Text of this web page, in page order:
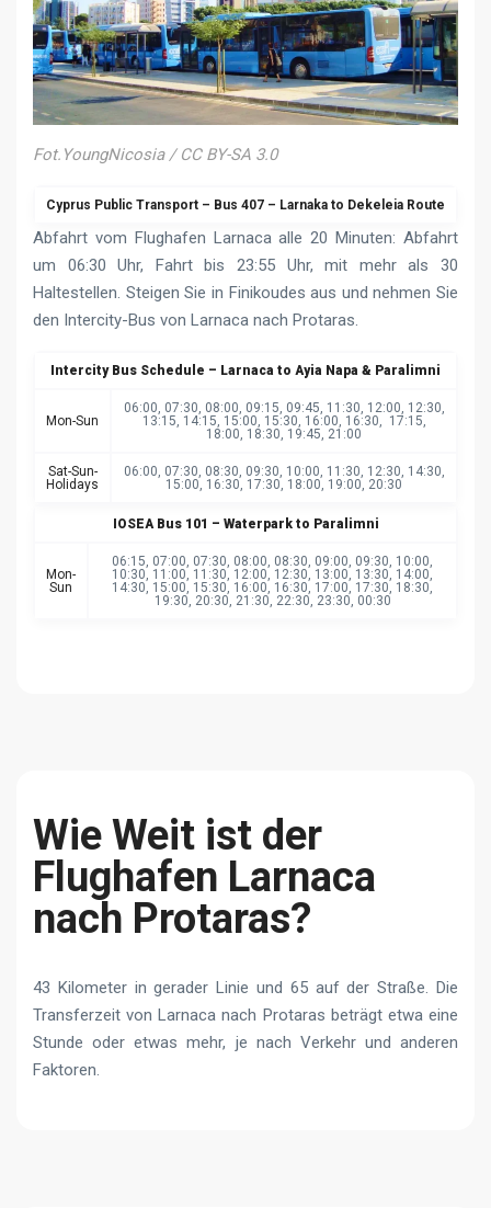
Fot.YoungNicosia / CC BY-SA 3.0
Cyprus Public Transport – Bus 407 – Larnaka to Dekeleia Route
Abfahrt vom Flughafen Larnaca alle 20 Minuten: Abfahrt
um 06:30 Uhr, Fahrt bis 23:55 Uhr, mit mehr als 30
Haltestellen. Steigen Sie in Finikoudes aus und nehmen Sie
den Intercity-Bus von Larnaca nach Protaras.
Intercity Bus Schedule – Larnaca to Ayia Napa & Paralimni
Mon-Sun
06:00, 07:30, 08:00, 09:15, 09:45, 11:30, 12:00, 12:30,
13:15, 14:15, 15:00, 15:30, 16:00, 16:30, 17:15,
18:00, 18:30, 19:45, 21:00
Sat-Sun-
Holidays
06:00, 07:30, 08:30, 09:30, 10:00, 11:30, 12:30, 14:30,
15:00, 16:30, 17:30, 18:00, 19:00, 20:30
IOSEA Bus 101 – Waterpark to Paralimni
Mon-
Sun
06:15, 07:00, 07:30, 08:00, 08:30, 09:00, 09:30, 10:00,
10:30, 11:00, 11:30, 12:00, 12:30, 13:00, 13:30, 14:00,
14:30, 15:00, 15:30, 16:00, 16:30, 17:00, 17:30, 18:30,
19:30, 20:30, 21:30, 22:30, 23:30, 00:30
Wie Weit ist der
Flughafen Larnaca
nach Protaras?
43 Kilometer in gerader Linie und 65 auf der Straße. Die
Transferzeit von Larnaca nach Protaras beträgt etwa eine
Stunde oder etwas mehr, je nach Verkehr und anderen
Faktoren.